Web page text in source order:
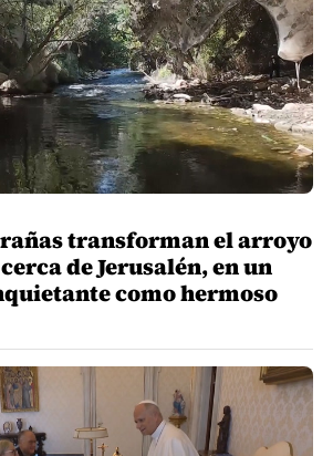
transforman el arroyo
de Jerusalén, en un
como hermoso